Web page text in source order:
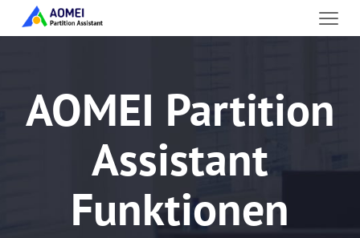
AOMEI Partition
Assistant
Funktionen